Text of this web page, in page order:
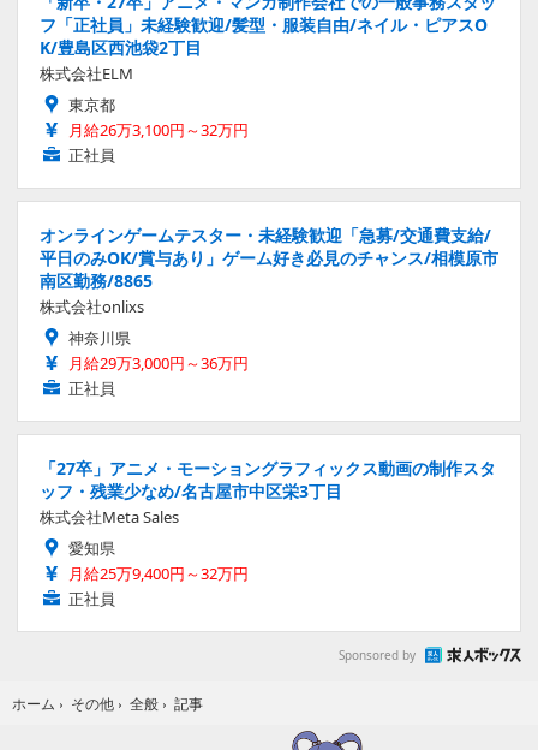
フ「正社員」未経験歓迎/髪型・服装自由/ネイル・ピアスO
K/豊島区西池袋2丁目
株式会社ELM
東京都
月給26万3,100円～32万円
正社員
オンラインゲームテスター・未経験歓迎「急募/交通費支給/
平日のみOK/賞与あり」ゲーム好き必見のチャンス/相模原市
南区勤務/8865
株式会社onlixs
神奈川県
月給29万3,000円～36万円
正社員
「27卒」アニメ・モーショングラフィックス動画の制作スタ
ッフ・残業少なめ/名古屋市中区栄3丁目
株式会社Meta Sales
愛知県
月給25万9,400円～32万円
正社員
Sponsored by
ホーム › その他 › 全般 › 記事